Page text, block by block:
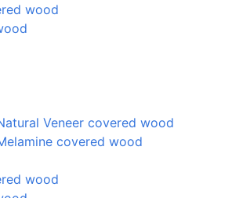
wood
Veneer covered wood
covered wood
wood